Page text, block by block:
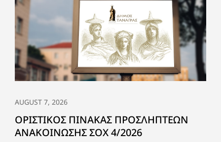
AUGUST 7, 2026
ΟΡΙΣΤΙΚΟΣ ΠΙΝΑΚΑΣ ΠΡΟΣΛΗΠΤΕΩΝ
ΑΝΑΚΟΙΝΩΣΗΣ ΣΟΧ 4/2026